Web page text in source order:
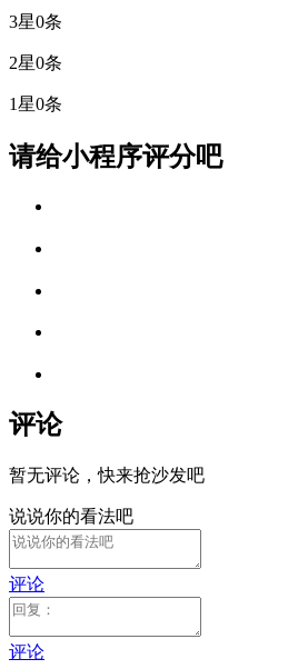
3星0条
2星0条
1星0条
请给小程序评分吧
评论
暂无评论，快来抢沙发吧
说说你的看法吧
评论
评论